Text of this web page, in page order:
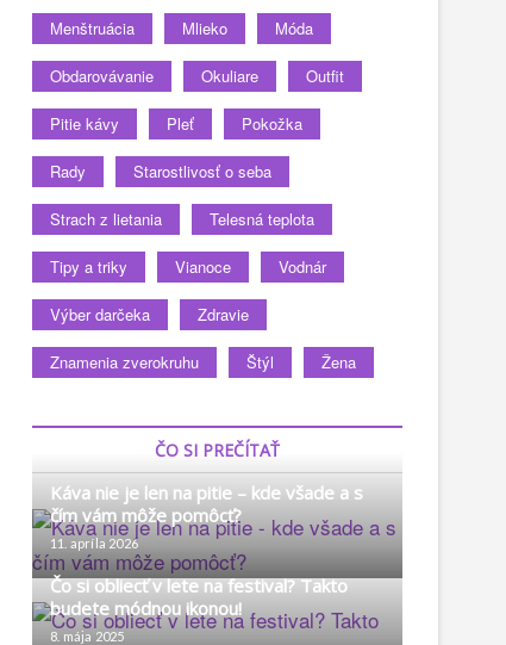
Menštruácia Mlieko Móda
Obdarovávanie Okuliare Outfit
Pitie kávy Pleť Pokožka
Rady Starostlivosť o seba
Strach z lietania Telesná teplota
Tipy a triky Vianoce Vodnár
Výber darčeka Zdravie
Znamenia zverokruhu Štýl Žena
ČO SI PREČÍTAŤ
Káva nie je len na pitie – kde všade a s
čím vám môže pomôcť?
11. apríla 2026
Čo si obliecť v lete na festival? Takto
budete módnou ikonou!
8. mája 2025